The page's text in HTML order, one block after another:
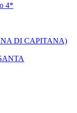
4*
DI CAPITANA)